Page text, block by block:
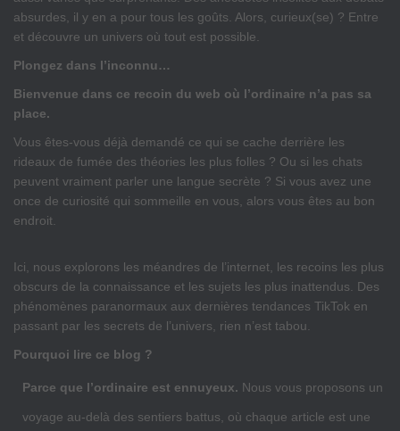
absurdes, il y en a pour tous les goûts. Alors, curieux(se) ? Entre
et découvre un univers où tout est possible.
Plongez dans l’inconnu…
Bienvenue dans ce recoin du web où l’ordinaire n’a pas sa
place.
Vous êtes-vous déjà demandé ce qui se cache derrière les
rideaux de fumée des théories les plus folles ? Ou si les chats
peuvent vraiment parler une langue secrète ? Si vous avez une
once de curiosité qui sommeille en vous, alors vous êtes au bon
endroit.
Ici, nous explorons les méandres de l’internet, les recoins les plus
obscurs de la connaissance et les sujets les plus inattendus. Des
phénomènes paranormaux aux dernières tendances TikTok en
passant par les secrets de l’univers, rien n’est tabou.
Pourquoi lire ce blog ?
Parce que l’ordinaire est ennuyeux. Nous vous proposons un
voyage au-delà des sentiers battus, où chaque article est une